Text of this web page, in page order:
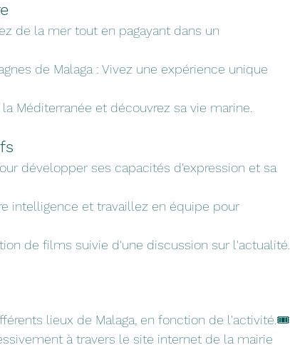
de la mer tout en pagayant dans un
de Malaga : Vivez une expérience unique
Méditerranée et découvrez sa vie marine.
développer ses capacités d'expression et sa
intelligence et travaillez en équipe pour
de films suivie d'une discussion sur l'actualité.
lieux de Malaga, en fonction de l'activité.🎟️
à travers le site internet de la mairie